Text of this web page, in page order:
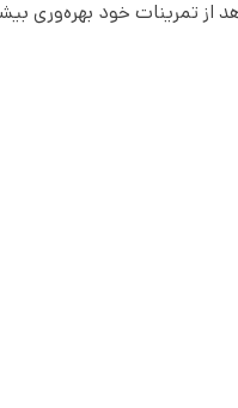
از تمرینات خود بهره‌وری